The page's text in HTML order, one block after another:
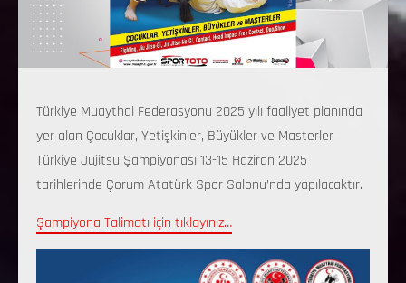
Türkiye Muaythai Federasyonu 2025 yılı faaliyet planında
yer alan Çocuklar, Yetişkinler, Büyükler ve Masterler
Türkiye Jujitsu Şampiyonası 13-15 Haziran 2025
tarihlerinde Çorum Atatürk Spor Salonu’nda yapılacaktır.
Şampiyona Talimatı için tıklayınız…